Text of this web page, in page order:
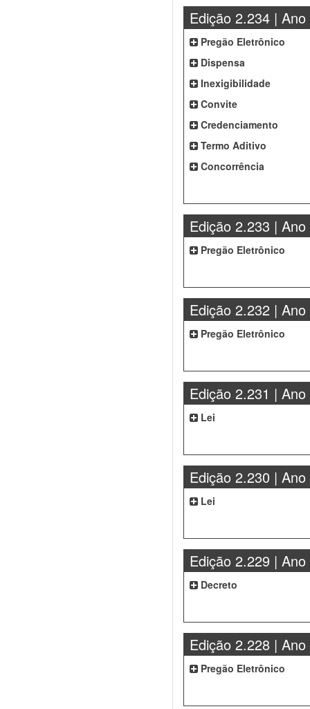
Edição 2.234 | Ano
Pregão Eletrônico
Dispensa
Inexigibilidade
Convite
Credenciamento
Termo Aditivo
Concorrência
Edição 2.233 | Ano
Pregão Eletrônico
Edição 2.232 | Ano
Pregão Eletrônico
Edição 2.231 | Ano
Lei
Edição 2.230 | Ano
Lei
Edição 2.229 | Ano
Decreto
Edição 2.228 | Ano
Pregão Eletrônico